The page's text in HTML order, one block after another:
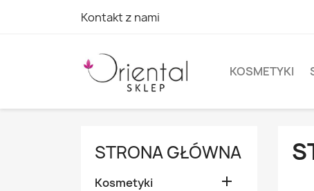
Kontakt z nami
KOSMETYKI
STRONA GŁÓWNA
Kosmetyki 